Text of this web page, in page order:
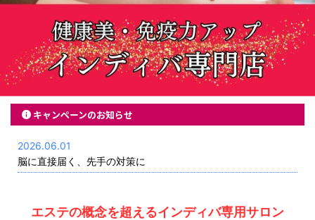
キャンペーンのお知らせ
2026.06.01
脳に直接届く、先手の対策に
エステの概念を超えるインディバ専用サロン